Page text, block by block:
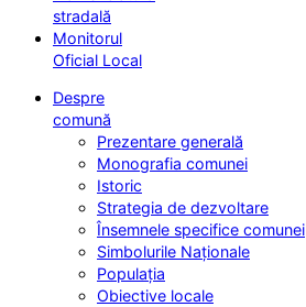
stradală
Monitorul
Oficial Local
Despre
comună
Prezentare generală
Monografia comunei
Istoric
Strategia de dezvoltare
Însemnele specifice comunei
Simbolurile Naționale
Populația
Obiective locale